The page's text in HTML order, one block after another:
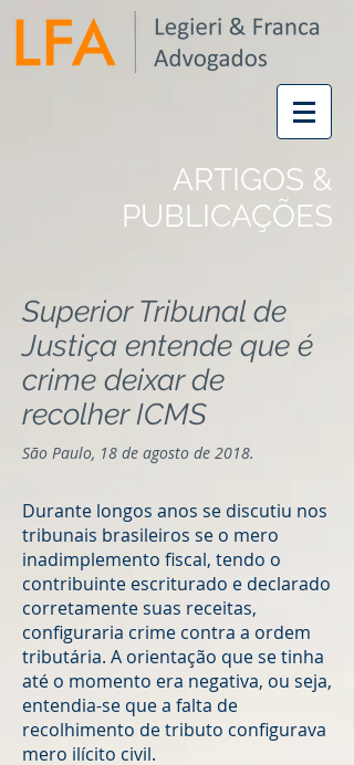
ARTIGOS &
PUBLICAÇÕES
Superior Tribunal de
Justiça entende que é
crime deixar de
recolher ICMS
São Paulo, 18 de agosto de 2018.
Durante longos anos se discutiu nos
tribunais brasileiros se o mero
inadimplemento fiscal, tendo o
contribuinte escriturado e declarado
corretamente suas receitas,
configuraria crime contra a ordem
tributária. A orientação que se tinha
até o momento era negativa, ou seja,
entendia-se que a falta de
recolhimento de tributo configurava
mero ilícito civil.